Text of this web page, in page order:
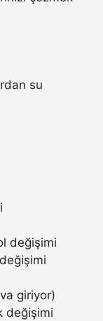
su
değişimi
giriyor)
değişimi